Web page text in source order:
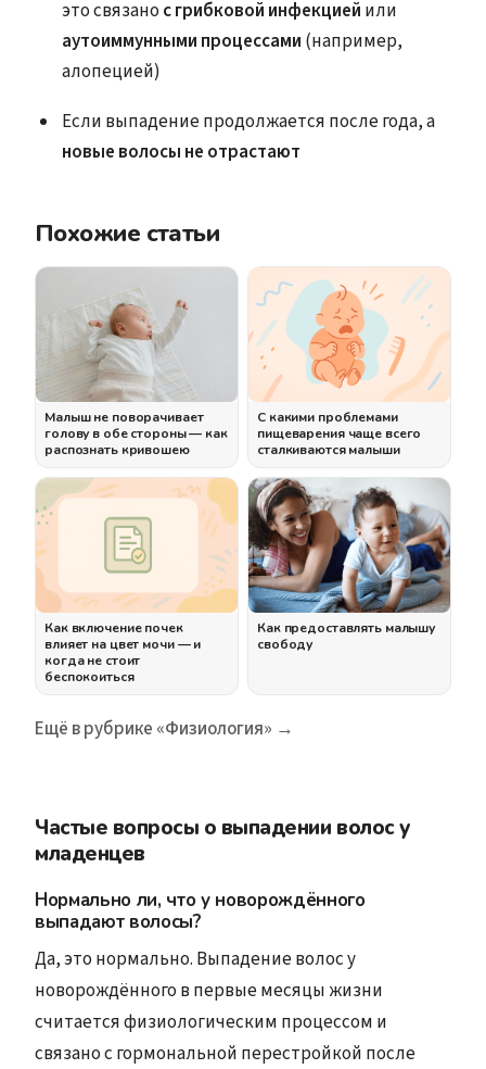
это связано с грибковой инфекцией или
аутоиммунными процессами (например,
алопецией)
Если выпадение продолжается после года, а
новые волосы не отрастают
Похожие статьи
Малыш не поворачивает
голову в обе стороны — как
распознать кривошею
С какими проблемами
пищеварения чаще всего
сталкиваются малыши
Как включение почек
влияет на цвет мочи — и
когда не стоит
беспокоиться
Как предоставлять малышу
свободу
Ещё в рубрике «Физиология» →
Частые вопросы о выпадении волос у
младенцев
Нормально ли, что у новорождённого
выпадают волосы?
Да, это нормально. Выпадение волос у
новорождённого в первые месяцы жизни
считается физиологическим процессом и
связано с гормональной перестройкой после